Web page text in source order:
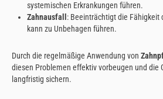
systemischen Erkrankungen führen.
Zahnausfall : Beeinträchtigt die Fähigkeit
kann zu Unbehagen führen.
Durch die regelmäßige Anwendung von
diesen Problemen effektiv vorbeugen und die
langfristig sichern.